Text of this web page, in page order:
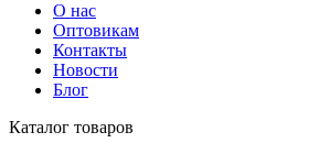
О нас
Оптовикам
Контакты
Новости
Блог
Каталог товаров